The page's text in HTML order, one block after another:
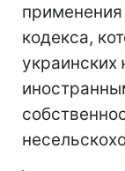
кодекса,
украинских